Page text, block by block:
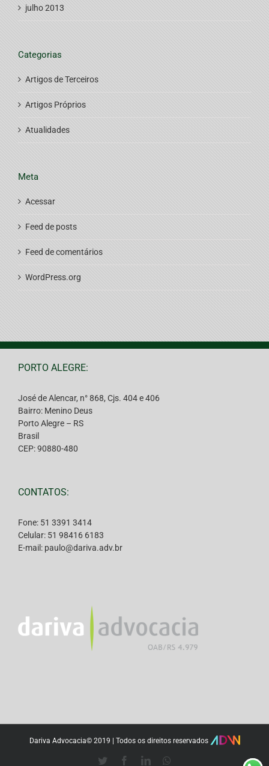
julho 2013
Categorias
Artigos de Terceiros
Artigos Próprios
Atualidades
Meta
Acessar
Feed de posts
Feed de comentários
WordPress.org
PORTO ALEGRE:
José de Alencar, n° 868, Cjs. 404 e 406
Bairro: Menino Deus
Porto Alegre – RS
Brasil
CEP: 90880-480
CONTATOS:
Fone: 51 3391 3414
Celular: 51 98416 6183
E-mail: paulo@dariva.adv.br
Dariva Advocacia© 2019 | Todos os direitos reservados
Twitter FacebookLinkedIn